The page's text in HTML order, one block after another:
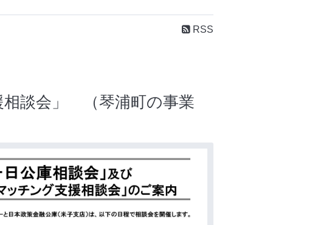
RSS
談会」 （琴浦町の事業